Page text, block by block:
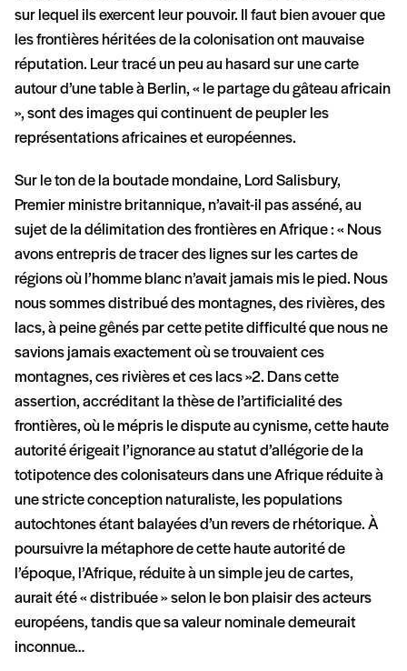
sur lequel ils exercent leur pouvoir. Il faut bien avouer que
les frontières héritées de la colonisation ont mauvaise
réputation. Leur tracé un peu au hasard sur une carte
autour d’une table à Berlin, « le partage du gâteau africain
», sont des images qui continuent de peupler les
représentations africaines et européennes.
Sur le ton de la boutade mondaine, Lord Salisbury,
Premier ministre britannique, n’avait-il pas asséné, au
sujet de la délimitation des frontières en Afrique : « Nous
avons entrepris de tracer des lignes sur les cartes de
régions où l’homme blanc n’avait jamais mis le pied. Nous
nous sommes distribué des montagnes, des rivières, des
lacs, à peine gênés par cette petite difficulté que nous ne
savions jamais exactement où se trouvaient ces
montagnes, ces rivières et ces lacs »2. Dans cette
assertion, accréditant la thèse de l’artificialité des
frontières, où le mépris le dispute au cynisme, cette haute
autorité érigeait l’ignorance au statut d’allégorie de la
totipotence des colonisateurs dans une Afrique réduite à
une stricte conception naturaliste, les populations
autochtones étant balayées d’un revers de rhétorique. À
poursuivre la métaphore de cette haute autorité de
l’époque, l’Afrique, réduite à un simple jeu de cartes,
aurait été « distribuée » selon le bon plaisir des acteurs
européens, tandis que sa valeur nominale demeurait
inconnue…